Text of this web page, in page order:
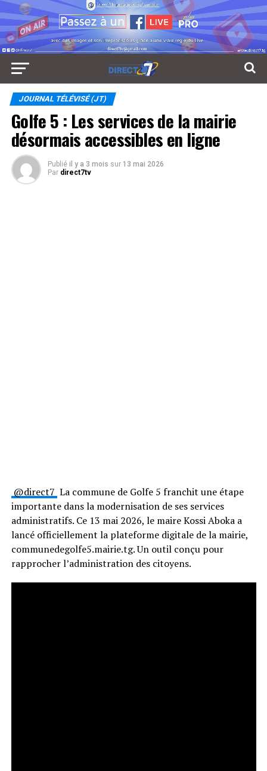
JOURNAL TÉLÉVISÉ (JT)
Golfe 5 : Les services de la mairie
désormais accessibles en ligne
Publié il y a 3 mois sur 13 mai 2026
Par direct7tv
⁨@direct7⁩ La commune de Golfe 5 franchit une étape
importante dans la modernisation de ses services
administratifs. Ce 13 mai 2026, le maire Kossi Aboka a
lancé officiellement la plateforme digitale de la mairie,
communedegolfe5.mairie.tg. Un outil conçu pour
rapprocher l’administration des citoyens.